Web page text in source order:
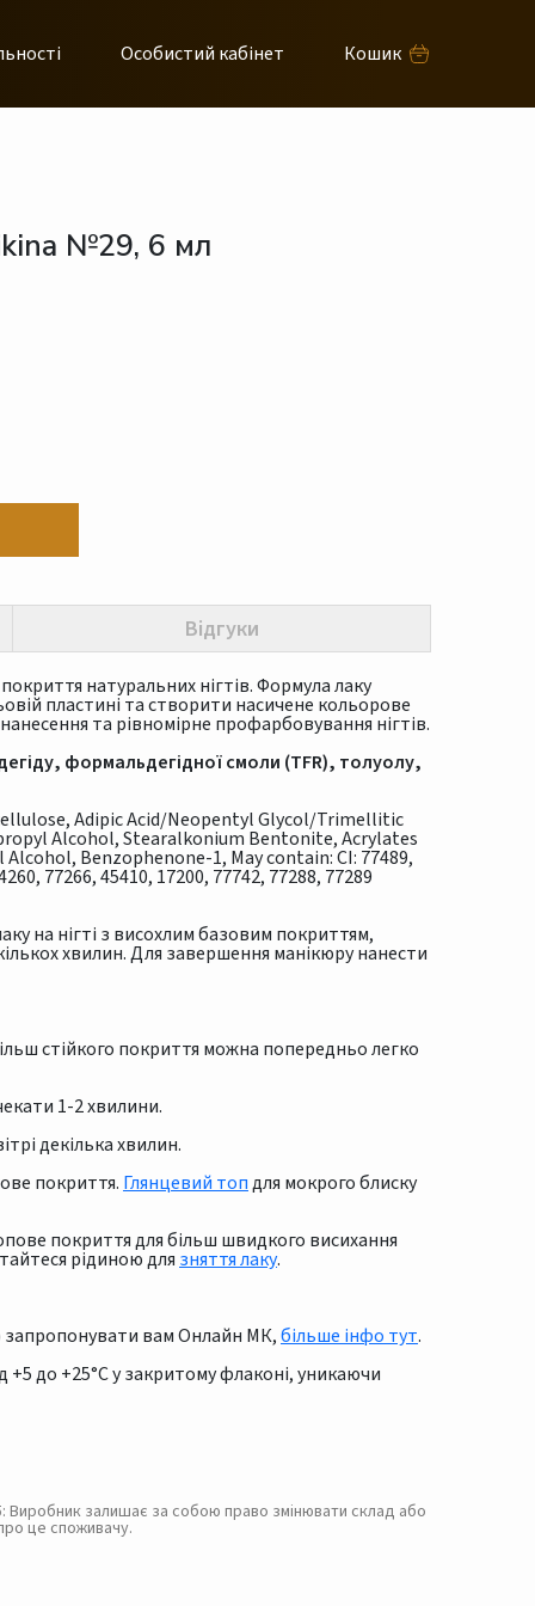
Особистий кабінет Кошик
№29, 6 мл
Відгуки
натуральних нігтів. Формула лаку
пластині та створити насичене кольорове
та рівномірне профарбовування нігтів.
формальдегідної смоли (TFR), толуолу,
Adipic Acid/Neopentyl Glycol/Trimellitic
Alcohol, Stearalkonium Bentonite, Acrylates
Benzophenone-1, May contain: CI: 77489,
77266, 45410, 17200, 77742, 77288, 77289
на нігті з висохлим базовим покриттям,
хвилин. Для завершення манікюру нанести
стійкого покриття можна попередньо легко
1-2 хвилини.
декілька хвилин.
покриття. Глянцевий топдля мокрого блиску
покриття для більш швидкого висихання
рідиною для зняття лаку.
запропонувати вам Онлайн МК,більше інфо тут.
+5 до +25°С у закритому флаконі, уникаючи
Виробник залишає за собою право змінювати склад або
це споживачу.